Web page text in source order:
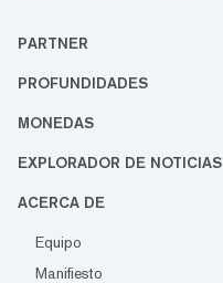
PARTNER
PROFUNDIDADES
MONEDAS
EXPLORADOR DE NOTICIAS
ACERCA DE
Equipo
Manifiesto